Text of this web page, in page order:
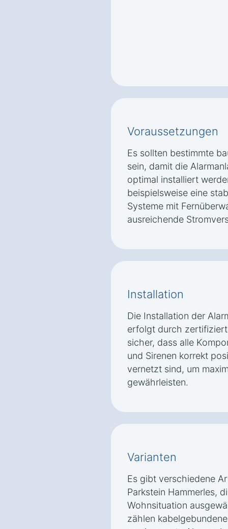
Voraussetzungen
Es sollten bestimmte
sein, damit die
optimal installiert
beispielsweise eine
Systeme mit
ausreichende
Installation
Die Installation der
erfolgt durch
sicher, dass alle
und Sirenen korrekt
vernetzt sind, um
gewährleisten.
Varianten
Es gibt verschiedene
Parkstein Hammerles,
Wohnsituation
zählen